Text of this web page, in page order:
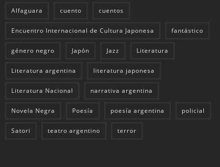
Alfaguara cuento cuentos
Encuentro Internacional de Cultura Japonesa fantástico
género negro Japón Jazz Literatura
Literatura argentina literatura japonesa
Literatura Nacional narrativa argentina
Novela Negra Poesía poesía argentina policial
Satori teatro argentino terror